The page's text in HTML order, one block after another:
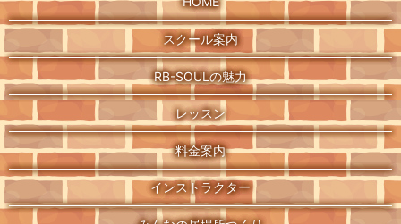
スクール案内
RB-SOULの魅力
レッスン
料金案内
インストラクター